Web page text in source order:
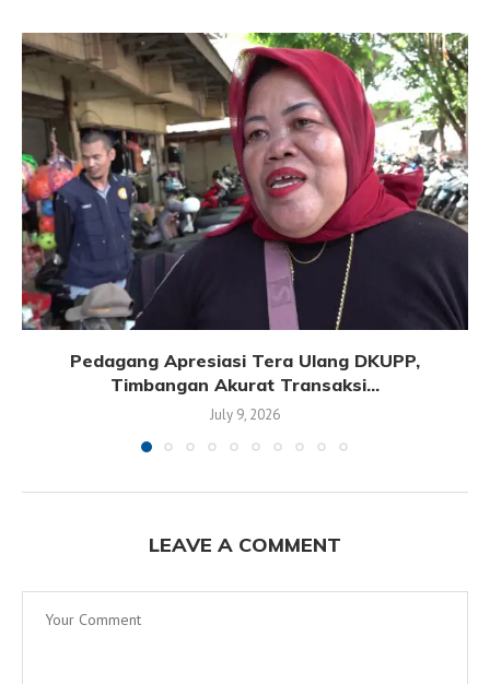
Pedagang Apresiasi Tera Ulang DKUPP,
Timbangan Akurat Transaksi...
July 9, 2026
LEAVE A COMMENT